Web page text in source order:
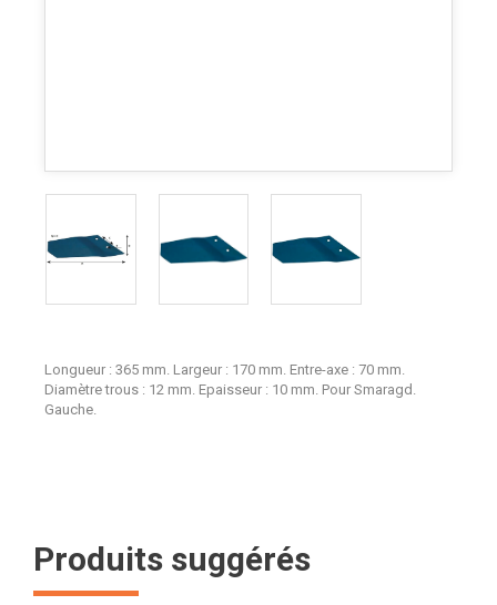
Longueur : 365 mm. Largeur : 170 mm. Entre-axe : 70 mm.
Diamètre trous : 12 mm. Epaisseur : 10 mm. Pour Smaragd.
Gauche.
Produits suggérés